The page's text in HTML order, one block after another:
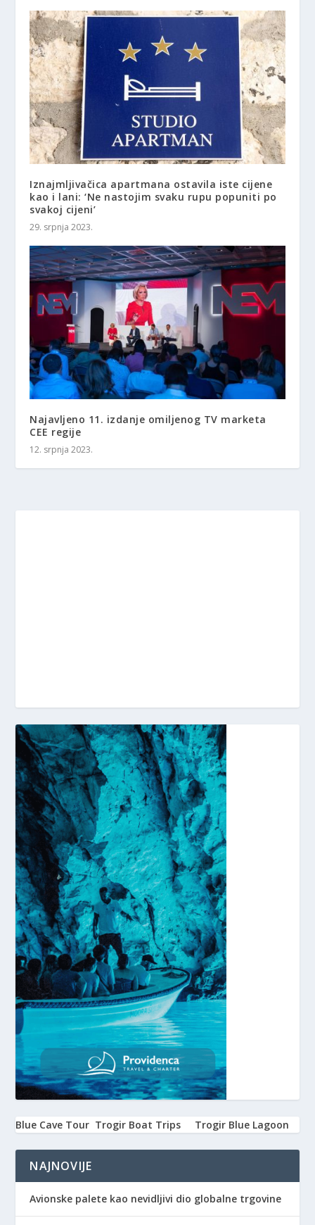
Iznajmljivačica apartmana ostavila iste cijene
kao i lani: ‘Ne nastojim svaku rupu popuniti po
svakoj cijeni’
29. srpnja 2023.
Najavljeno 11. izdanje omiljenog TV marketa
CEE regije
12. srpnja 2023.
Blue Cave Tour Trogir Boat Trips Trogir Blue Lagoon
NAJNOVIJE
Avionske palete kao nevidljivi dio globalne trgovine